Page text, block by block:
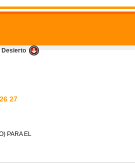
Desierto
26 27
PARA EL